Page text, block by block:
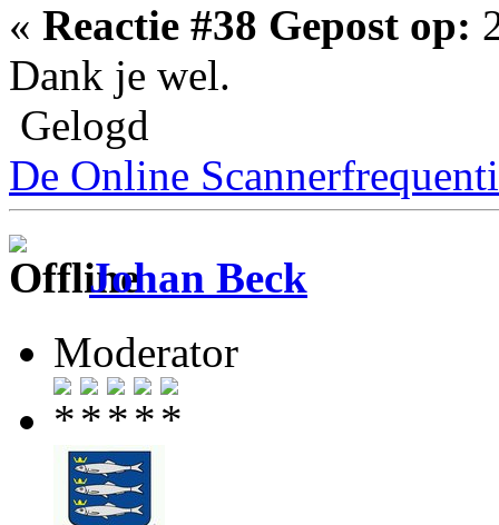
« Reactie #38 Gepost op:
Dank je wel.
Gelogd
De Online
Johan Beck
Moderator